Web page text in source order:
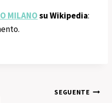
MILANOsu Wikipedia:
SEGUENTE